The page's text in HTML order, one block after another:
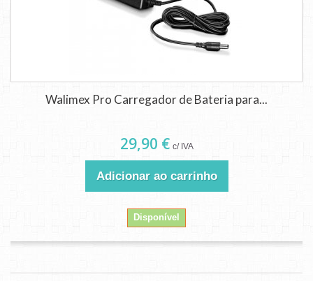
Walimex Pro Carregador de Bateria para...
29,90 € c/ IVA
Adicionar ao carrinho
Disponível